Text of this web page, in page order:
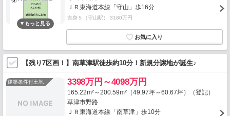
ＪＲ東海道本線「守山」歩16分
吉身５（守山駅） 3180万円
【残り7区画！】南草津駅徒歩約10分！新規分譲地が誕生♪
建築条件付土地 3398万円～4098万円
165.22m²～200.59m²（49.97坪～60.67坪）（登記）
草津市野路
ＪＲ東海道本線「南草津」歩10分